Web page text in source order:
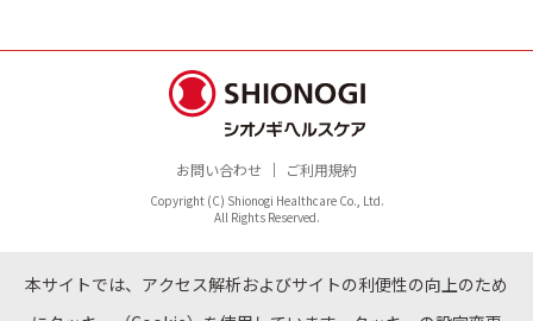
お問い合わせ ご利用規約
Copyright (C) Shionogi Healthcare Co., Ltd.
All Rights Reserved.
本サイトでは、アクセス解析およびサイトの利便性の向上のため